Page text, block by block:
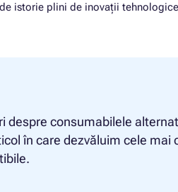
istorie plini de inovații
despre consumabilele
în care dezvăluim cele